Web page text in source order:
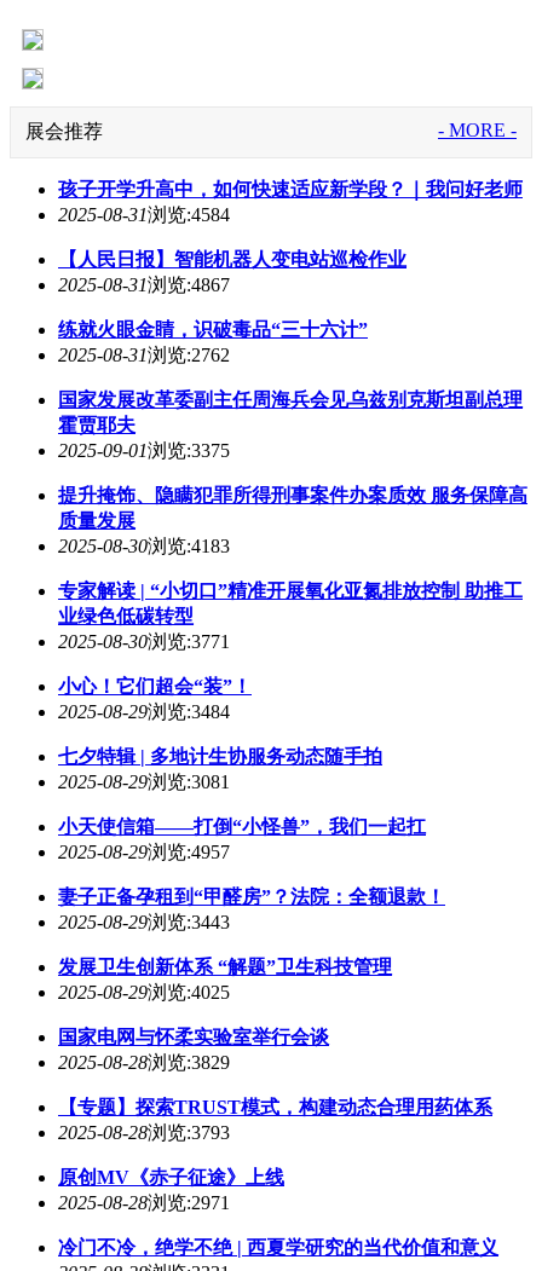
展会推荐 - MORE -
孩子开学升高中，如何快速适应新学段？｜我问好老师
2025-08-31浏览:4584
【人民日报】智能机器人变电站巡检作业
2025-08-31浏览:4867
练就火眼金睛，识破毒品“三十六计”
2025-08-31浏览:2762
国家发展改革委副主任周海兵会见乌兹别克斯坦副总理
霍贾耶夫
2025-09-01浏览:3375
提升掩饰、隐瞒犯罪所得刑事案件办案质效 服务保障高
质量发展
2025-08-30浏览:4183
专家解读 | “小切口”精准开展氧化亚氮排放控制 助推工
业绿色低碳转型
2025-08-30浏览:3771
小心！它们超会“装”！
2025-08-29浏览:3484
七夕特辑 | 多地计生协服务动态随手拍
2025-08-29浏览:3081
小天使信箱——打倒“小怪兽”，我们一起扛
2025-08-29浏览:4957
妻子正备孕租到“甲醛房”？法院：全额退款！
2025-08-29浏览:3443
发展卫生创新体系 “解题”卫生科技管理
2025-08-29浏览:4025
国家电网与怀柔实验室举行会谈
2025-08-28浏览:3829
【专题】探索TRUST模式，构建动态合理用药体系
2025-08-28浏览:3793
原创MV《赤子征途》上线
2025-08-28浏览:2971
冷门不冷，绝学不绝 | 西夏学研究的当代价值和意义